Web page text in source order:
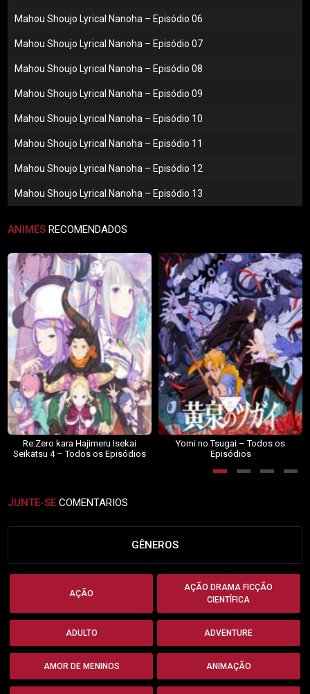
Mahou Shoujo Lyrical Nanoha – Episódio 06
Mahou Shoujo Lyrical Nanoha – Episódio 07
Mahou Shoujo Lyrical Nanoha – Episódio 08
Mahou Shoujo Lyrical Nanoha – Episódio 09
Mahou Shoujo Lyrical Nanoha – Episódio 10
Mahou Shoujo Lyrical Nanoha – Episódio 11
Mahou Shoujo Lyrical Nanoha – Episódio 12
Mahou Shoujo Lyrical Nanoha – Episódio 13
ANIMES RECOMENDADOS
Re:Zero kara Hajimeru Isekai
Seikatsu 4 – Todos os Episódios
Yomi no Tsugai – Todos os
Episódios
JUNTE-SE COMENTARIOS
GÊNEROS
AÇÃO
AÇÃO DRAMA FICÇÃO
CIENTÍFICA
ADULTO ADVENTURE
AMOR DE MENINOS ANIMAÇÃO